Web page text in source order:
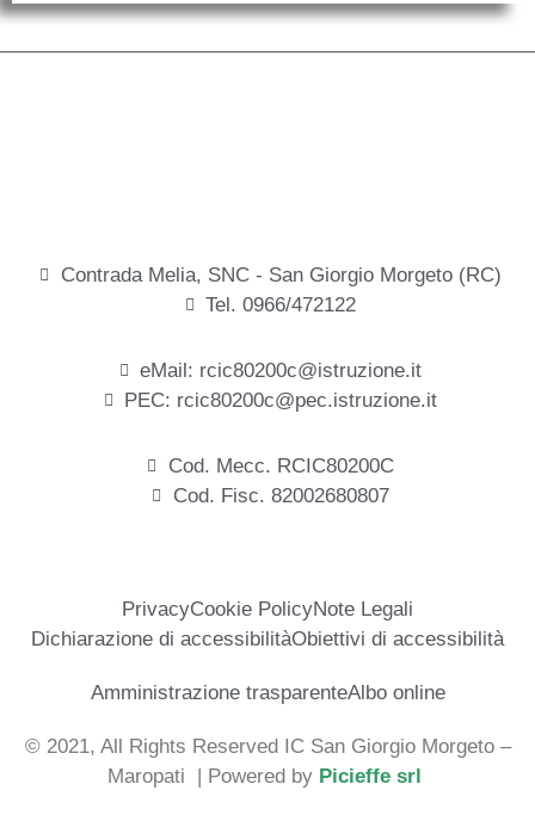
Contrada Melia, SNC - San Giorgio Morgeto (RC)
Tel. 0966/472122
eMail: rcic80200c@istruzione.it
PEC: rcic80200c@pec.istruzione.it
Cod. Mecc. RCIC80200C
Cod. Fisc. 82002680807
PrivacyCookie PolicyNote Legali
Dichiarazione di accessibilitàObiettivi di accessibilità
Amministrazione trasparenteAlbo online
© 2021, All Rights Reserved IC San Giorgio Morgeto –
Maropati | Powered by Picieffe srl